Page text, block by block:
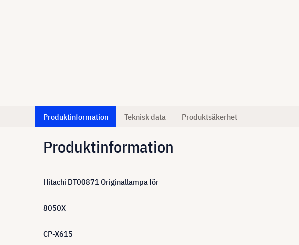
Produktinformation Teknisk data Produktsäkerhet
Produktinformation
Hitachi DT00871 Originallampa för
8050X
CP-X615